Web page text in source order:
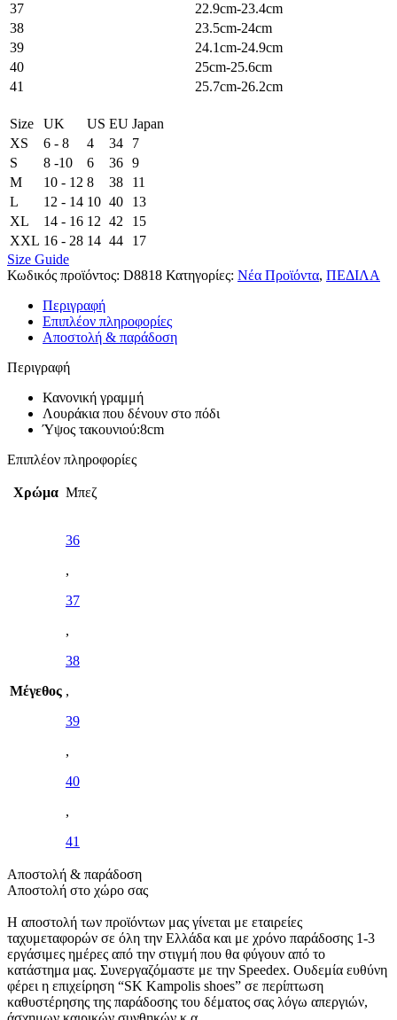
37
22.9cm-23.4cm
38
23.5cm-24cm
39
24.1cm-24.9cm
40
25cm-25.6cm
41
25.7cm-26.2cm
Size UK US EU Japan
XS
6 - 8 4 34
7
S
8 -10 6 36 9
M
10 - 12 8 38
11
L
12 - 14 10 40
13
XL
14 - 16 12 42
15
XXL 16 - 28 14 44
17
Size Guide
Κωδικός προϊόντος: D8818 Κατηγορίες: Νέα Προϊόντα, ΠΕΔΙΛΑ
Περιγραφή
Επιπλέον πληροφορίες
Αποστολή & παράδοση
Περιγραφή
Κανονική γραμμή
Λουράκια που δένουν στο πόδι
Ύψος τακουνιού:8cm
Επιπλέον πληροφορίες
Χρώμα Μπεζ
Μέγεθος
36
,
37
,
38
,
39
,
40
,
41
Αποστολή & παράδοση
Αποστολή στο χώρο σας
Η αποστολή των προϊόντων μας γίνεται με εταιρείες
ταχυμεταφορών σε όλη την Ελλάδα και με χρόνο παράδοσης 1-3
εργάσιμες ημέρες από την στιγμή που θα φύγουν από το
κατάστημα μας. Συνεργαζόμαστε με την Speedex. Oυδεμία ευθύνη
φέρει η επιχείρηση “SK Kampolis shoes” σε περίπτωση
καθυστέρησης της παράδοσης του δέματος σας λόγω απεργιών,